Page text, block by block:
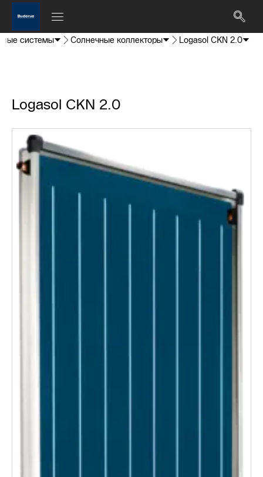
системы Солнечные коллекторы Logasol CKN 2.0
Logasol CKN 2.0